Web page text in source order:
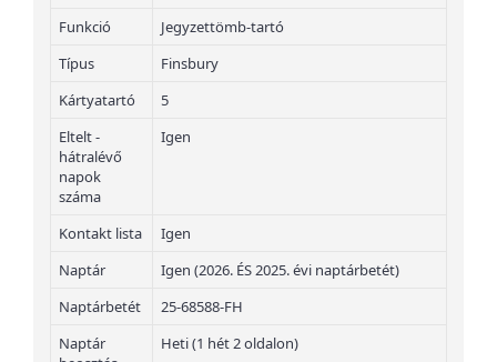
Funkció
Jegyzettömb-tartó
Típus
Finsbury
Kártyatartó
5
Eltelt -
hátralévő
napok
száma
Igen
Kontakt lista
Igen
Naptár
Igen (2026. ÉS 2025. évi naptárbetét)
Naptárbetét
25-68588-FH
Naptár
Heti (1 hét 2 oldalon)